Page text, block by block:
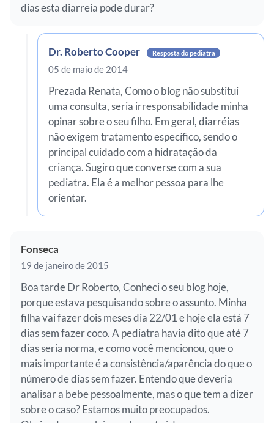
dias esta diarreia pode durar?
Dr. Roberto Cooper Resposta do pediatra
05 de maio de 2014
Prezada Renata, Como o blog não substitui
uma consulta, seria irresponsabilidade minha
opinar sobre o seu filho. Em geral, diarréias
não exigem tratamento específico, sendo o
principal cuidado com a hidratação da
criança. Sugiro que converse com a sua
pediatra. Ela é a melhor pessoa para lhe
orientar.
Fonseca
19 de janeiro de 2015
Boa tarde Dr Roberto, Conheci o seu blog hoje,
porque estava pesquisando sobre o assunto. Minha
filha vai fazer dois meses dia 22/01 e hoje ela está 7
dias sem fazer coco. A pediatra havia dito que até 7
dias seria norma, e como você mencionou, que o
mais importante é a consistência/aparência do que o
número de dias sem fazer. Entendo que deveria
analisar a bebe pessoalmente, mas o que tem a dizer
sobre o caso? Estamos muito preocupados.